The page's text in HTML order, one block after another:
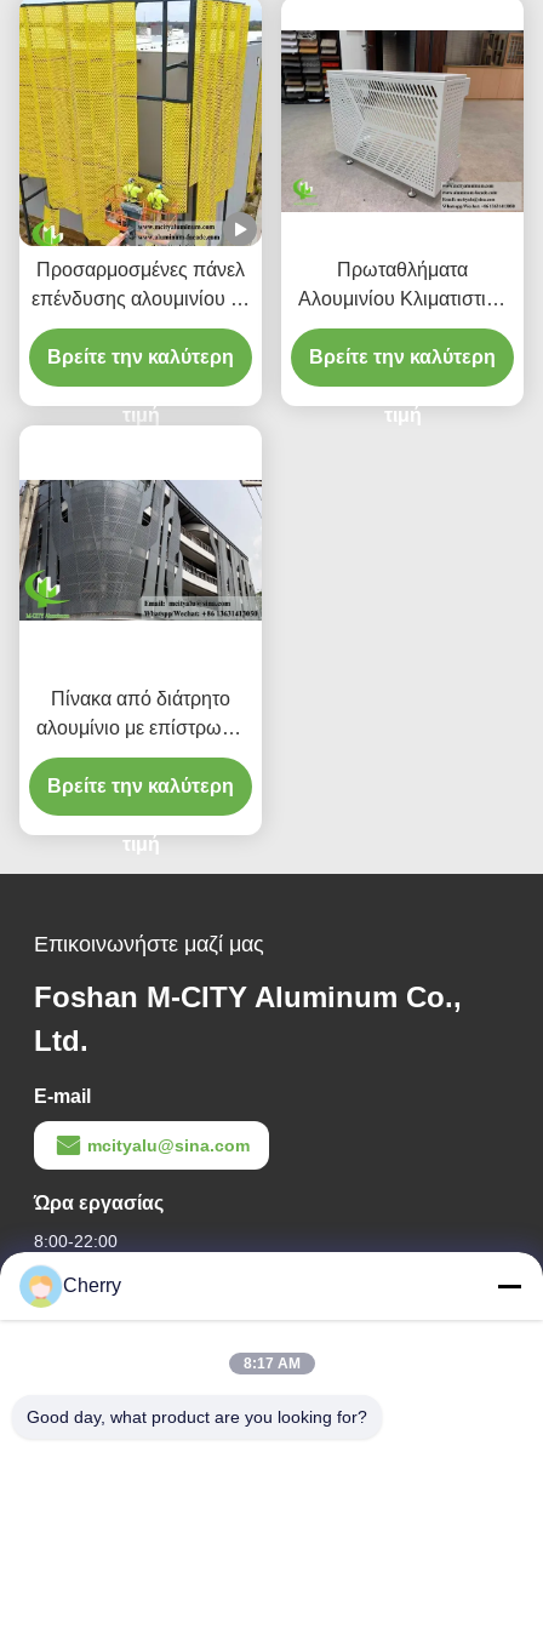
Προσαρμοσμένες πάνελ
επένδυσης αλουμινίου με
διάτρητο CNC με κράμα
3003 H14/H24 και
επίστρωση PVDF για
προσόψεις
Βρείτε την καλύτερη
τιμή
Πρωταθλήματα
Αλουμινίου Κλιματιστικά
Κάλυβες
Βρείτε την καλύτερη
τιμή
Πίνακα από διάτρητο
αλουμίνιο με επίστρωση
σκόνης με
προσαρμοσμένα
χρώματα RAL και μοτίβα
κοπής λέιζερ για
επένδυση προσόφων
Βρείτε την καλύτερη
τιμή
Επικοινωνήστε μαζί μας
Foshan M-CITY Aluminum Co.,
Ltd.
E-mail
mcityalu@sina.com
Ώρα εργασίας
8:00-22:00
Η διεύθυνσή μας
Βιομηχανικό πάρκο Hegui, Lishui, Nanhai Foshan Guangdong
Cherry
8:17 AM
Good day, what product are you looking for?